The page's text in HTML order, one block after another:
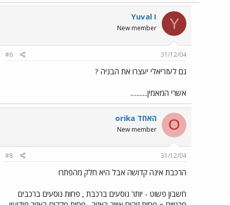
Y
Yuval I
New member
31/12/04
#6
גם לעזריאלי יעצרו את הבניה ?
אשרי המאמין...........
O orika האחד
New member
31/12/04
#8
הרכבת אינה קדושה אבל היא חלק מהפתרו
חשבון פשוט - יותר נוסעים ברכבת , פחות נוסעים ברכבים